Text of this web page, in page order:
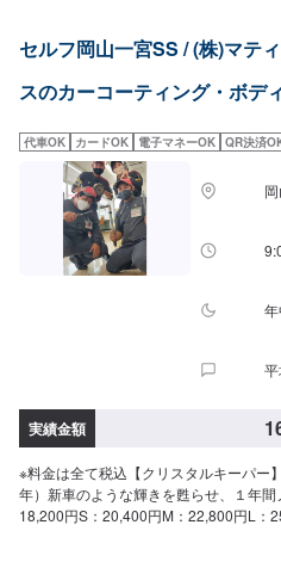
ニー/ラパンBMWX1/X3アウディQ2〜
ークロスメルセデスベンツGLA、GLB
2008/3008/5008テスラモデルX他＜＜
ト予約時にお問い合わせください＞＞
23,900円（Lサイズ）28,400円（LLサイ
シュキーパー（作業時間：2時間）＞
コーティングです。青空駐車でも綺麗を
サイズ）32,900円（Lサイズ）38,400円
＜ダイヤモンドキーパー（作業時間：3
ティングで塗装の色をより濃く透明な
（メンテありで5年耐久）⚪︎施工価格（
55,100円（Sサイズ）60,400円（Mサ
（LLサイズ）90,700円（XLサイズ）▶︎
工）⚪︎施工価格（車サイズ）74,600円
円（XLサイズ）＜ダブルダイヤモンド
72,200円（SSサイズ）79,900円（Sサ
イヤモンドキーパー（作業時間：3〜8
る！水ジミなどの汚れがつきにくい施
（Sサイズ）87,600円（Mサイズ）
ズ）131,400円（XLサイズ）＜EXキー
向けのコーティング（新車以外は別途
セルフ岡山一宮SS / (株)マテ
スのカーコーティング・ボデ
代車OK カードOK 電子マネーOK QR決済
実績金額
※料金は全て税込【クリスタルキーパー
年）新車のような輝きを甦らせ、１年間
18,200円S：20,400円M：22,800円L：